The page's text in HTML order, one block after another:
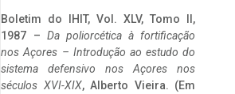
Boletim do IHIT, Vol. XLV, Tomo II,
1987 – Da poliorcética à fortificação
nos Açores – Introdução ao estudo do
sistema defensivo nos Açores nos
séculos XVI-XIX, Alberto Vieira. (Em